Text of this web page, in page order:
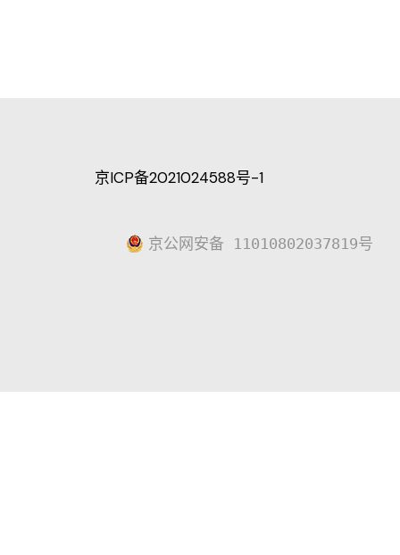
京ICP备2021024588号-1
京公网安备 11010802037819号